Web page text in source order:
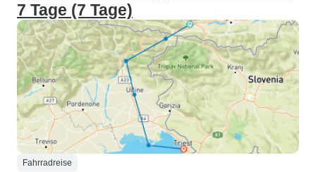
7 Tage (7 Tage)
Fahrradreise